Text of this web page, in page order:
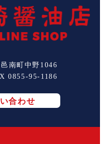
南町中野1046
0855-95-1186
合わせ